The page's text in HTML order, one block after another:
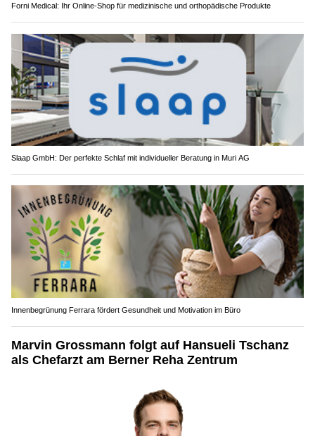
Forni Medical: Ihr Online-Shop für medizinische und orthopädische Produkte
Slaap GmbH: Der perfekte Schlaf mit individueller Beratung in Muri AG
Innenbegrünung Ferrara fördert Gesundheit und Motivation im Büro
Marvin Grossmann folgt auf Hansueli Tschanz
als Chefarzt am Berner Reha Zentrum